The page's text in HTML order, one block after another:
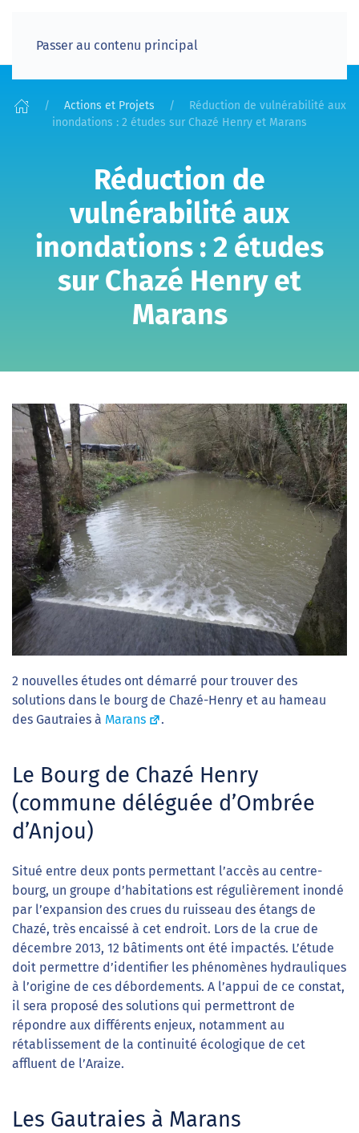
Passer au contenu principal
Actions et Projets
Réduction de vulnérabilité aux
inondations : 2 études sur Chazé Henry et Marans
Réduction de
vulnérabilité aux
inondations : 2 études
sur Chazé Henry et
Marans
2 nouvelles études ont démarré pour trouver des
solutions dans le bourg de Chazé-Henry et au hameau
des Gautraies à Marans .
Le Bourg de Chazé Henry
(commune déléguée d’Ombrée
d’Anjou)
Situé entre deux ponts permettant l’accès au centre-
bourg, un groupe d’habitations est régulièrement inondé
par l’expansion des crues du ruisseau des étangs de
Chazé, très encaissé à cet endroit. Lors de la crue de
décembre 2013, 12 bâtiments ont été impactés. L’étude
doit permettre d’identifier les phénomènes hydrauliques
à l’origine de ces débordements. A l’appui de ce constat,
il sera proposé des solutions qui permettront de
répondre aux différents enjeux, notamment au
rétablissement de la continuité écologique de cet
affluent de l’Araize.
Les Gautraies à Marans